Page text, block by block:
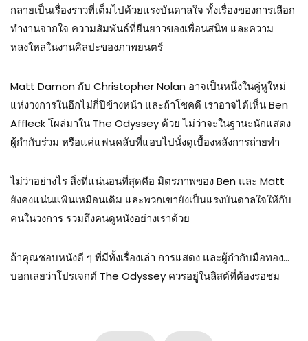
กลายเป็นเรื่องราวที่เต็มไปด้วยแรงบันดาลใจ ทั้งเรื่องของการเลือก
ทำงานจากใจ ความสัมพันธ์ที่ยืนยาวของเพื่อนสนิท และความ
หลงใหลในงานศิลปะของภาพยนตร์
Matt Damon กับ Christopher Nolan อาจเป็นหนึ่งในคู่หูใหม่
แห่งวงการในอีกไม่กี่ปีข้างหน้า และถ้าโชคดี เราอาจได้เห็น Ben
Affleck โผล่มาใน The Odyssey ด้วย ไม่ว่าจะในฐานะนักแสดง
ผู้กำกับร่วม หรือแค่แฟนคลับที่แอบไปนั่งดูเบื้องหลังการถ่ายทำ
ไม่ว่าอย่างไร สิ่งที่แน่นอนที่สุดคือ มิตรภาพของ Ben และ Matt
ยังคงแน่นแฟ้นเหมือนเดิม และพวกเขายังเป็นแรงบันดาลใจให้กับ
คนในวงการ รวมถึงคนดูหนังอย่างเราด้วย
ถ้าคุณชอบหนังดี ๆ ที่มีทั้งเรื่องเล่า การแสดง และผู้กำกับมือทอง…
บอกเลยว่าโปรเจกต์ The Odyssey ควรอยู่ในลิสต์ที่ต้องรอชม